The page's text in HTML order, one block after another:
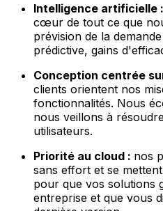
Intelligence artificielle :
cœur de tout ce que
prévision de la
prédictive, gains
Conception centrée
clients orientent nos
fonctionnalités. Nous
nous veillons à
utilisateurs.
Priorité au cloud : nos
sans effort et se
pour que vos solutions
entreprise et que vous